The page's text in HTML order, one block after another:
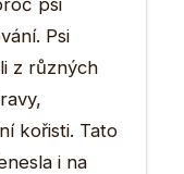
Psi
z různých
kořisti. Tato
i na